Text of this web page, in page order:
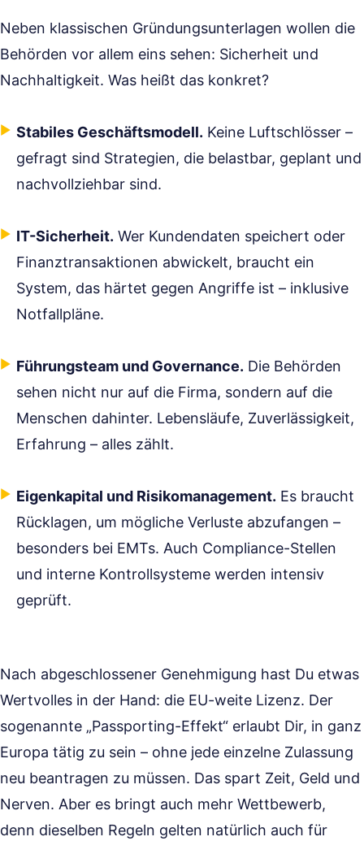
Neben klassischen Gründungsunterlagen wollen die
Behörden vor allem eins sehen: Sicherheit und
Nachhaltigkeit. Was heißt das konkret?
Stabiles Geschäftsmodell. Keine Luftschlösser –
gefragt sind Strategien, die belastbar, geplant und
nachvollziehbar sind.
IT-Sicherheit. Wer Kundendaten speichert oder
Finanztransaktionen abwickelt, braucht ein
System, das härtet gegen Angriffe ist – inklusive
Notfallpläne.
Führungsteam und Governance. Die Behörden
sehen nicht nur auf die Firma, sondern auf die
Menschen dahinter. Lebensläufe, Zuverlässigkeit,
Erfahrung – alles zählt.
Eigenkapital und Risikomanagement. Es braucht
Rücklagen, um mögliche Verluste abzufangen –
besonders bei EMTs. Auch Compliance-Stellen
und interne Kontrollsysteme werden intensiv
geprüft.
Nach abgeschlossener Genehmigung hast Du etwas
Wertvolles in der Hand: die EU-weite Lizenz. Der
sogenannte „Passporting-Effekt“ erlaubt Dir, in ganz
Europa tätig zu sein – ohne jede einzelne Zulassung
neu beantragen zu müssen. Das spart Zeit, Geld und
Nerven. Aber es bringt auch mehr Wettbewerb,
denn dieselben Regeln gelten natürlich auch für